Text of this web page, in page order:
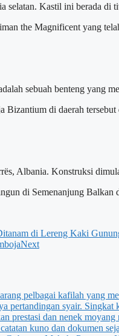
Kastil ini berada di
the Magnificent yang
sebuah benteng yang
Bizantium di daerah
Albania. Konstruksi
di Semenanjung
di Lereng Kaki
Next